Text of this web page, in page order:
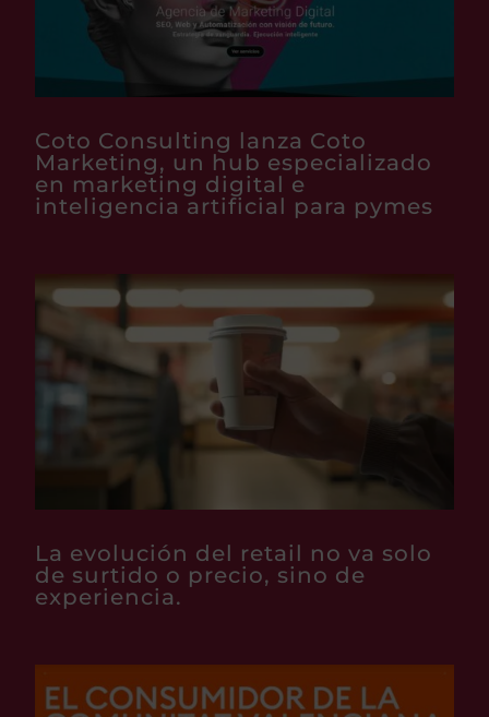
Coto Consulting lanza Coto
Marketing, un hub especializado
en marketing digital e
inteligencia artificial para pymes
La evolución del retail no va solo
de surtido o precio, sino de
experiencia.